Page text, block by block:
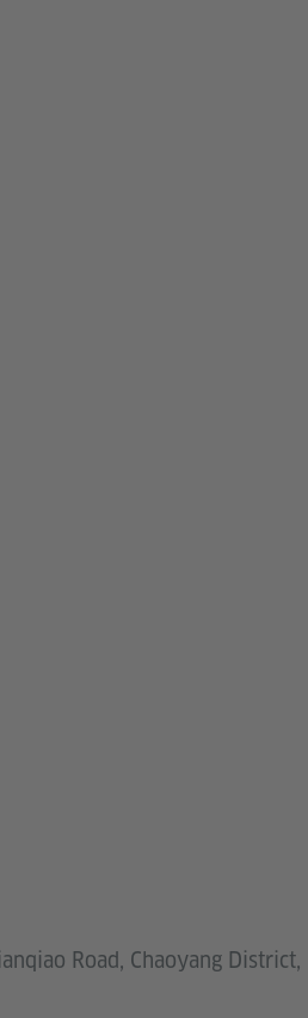
Road, Chaoyang District,